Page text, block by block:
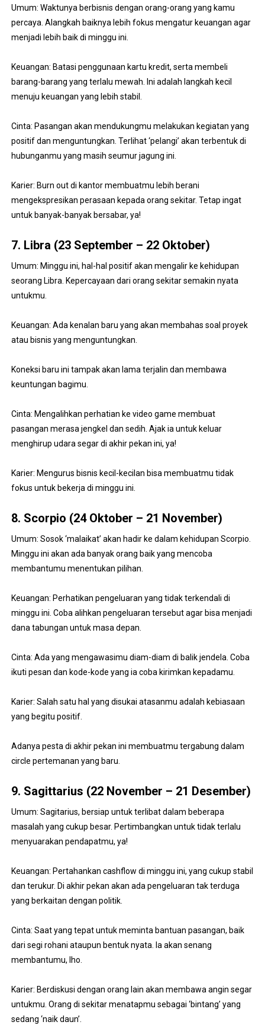
Umum: Waktunya berbisnis dengan orang-orang yang kamu
percaya. Alangkah baiknya lebih fokus mengatur keuangan agar
menjadi lebih baik di minggu ini.
Keuangan: Batasi penggunaan kartu kredit, serta membeli
barang-barang yang terlalu mewah. Ini adalah langkah kecil
menuju keuangan yang lebih stabil.
Cinta: Pasangan akan mendukungmu melakukan kegiatan yang
positif dan menguntungkan. Terlihat ‘pelangi’ akan terbentuk di
hubunganmu yang masih seumur jagung ini.
Karier: Burn out di kantor membuatmu lebih berani
mengekspresikan perasaan kepada orang sekitar. Tetap ingat
untuk banyak-banyak bersabar, ya!
7. Libra (23 September – 22 Oktober)
Umum: Minggu ini, hal-hal positif akan mengalir ke kehidupan
seorang Libra. Kepercayaan dari orang sekitar semakin nyata
untukmu.
Keuangan: Ada kenalan baru yang akan membahas soal proyek
atau bisnis yang menguntungkan.
Koneksi baru ini tampak akan lama terjalin dan membawa
keuntungan bagimu.
Cinta: Mengalihkan perhatian ke video game membuat
pasangan merasa jengkel dan sedih. Ajak ia untuk keluar
menghirup udara segar di akhir pekan ini, ya!
Karier: Mengurus bisnis kecil-kecilan bisa membuatmu tidak
fokus untuk bekerja di minggu ini.
8. Scorpio (24 Oktober – 21 November)
Umum: Sosok ‘malaikat’ akan hadir ke dalam kehidupan Scorpio.
Minggu ini akan ada banyak orang baik yang mencoba
membantumu menentukan pilihan.
Keuangan: Perhatikan pengeluaran yang tidak terkendali di
minggu ini. Coba alihkan pengeluaran tersebut agar bisa menjadi
dana tabungan untuk masa depan.
Cinta: Ada yang mengawasimu diam-diam di balik jendela. Coba
ikuti pesan dan kode-kode yang ia coba kirimkan kepadamu.
Karier: Salah satu hal yang disukai atasanmu adalah kebiasaan
yang begitu positif.
Adanya pesta di akhir pekan ini membuatmu tergabung dalam
circle pertemanan yang baru.
9. Sagittarius (22 November – 21 Desember)
Umum: Sagitarius, bersiap untuk terlibat dalam beberapa
masalah yang cukup besar. Pertimbangkan untuk tidak terlalu
menyuarakan pendapatmu, ya!
Keuangan: Pertahankan cashflow di minggu ini, yang cukup stabil
dan terukur. Di akhir pekan akan ada pengeluaran tak terduga
yang berkaitan dengan politik.
Cinta: Saat yang tepat untuk meminta bantuan pasangan, baik
dari segi rohani ataupun bentuk nyata. Ia akan senang
membantumu, lho.
Karier: Berdiskusi dengan orang lain akan membawa angin segar
untukmu. Orang di sekitar menatapmu sebagai ‘bintang’ yang
sedang ‘naik daun’.